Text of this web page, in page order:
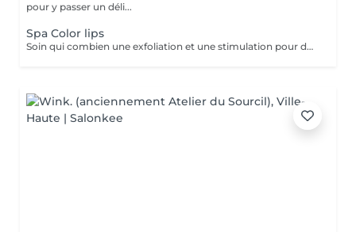
pour y passer un déli...
Spa Color lips
Soin qui combien une exfoliation et une stimulation pour des lèvres douces et hydratées durant 10 jours. Plus souvent connu sous le non de Henna Lips, cette technique hydrate et pigmente les lèvres SANS utilisation d'aiguilles. Des lèvres traités, douces, lisses et repulpés sans douleur avec un effet Lip Sticks longue durée (de 12 à 72h). Avec un bon entretien survient une pigmentation progressive pour des lèvres gourmandes dès le réveil.